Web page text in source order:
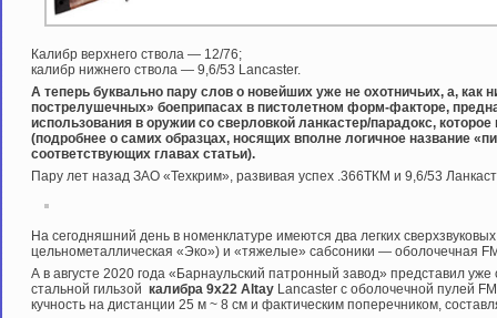
Калибр верхнего ствола — 12/76;
калибр нижнего ствола — 9,6/53 Lancaster.
А теперь буквально пару слов о новейших уже не охотничьих, а, как
пострелушечных» боеприпасах в пистолетном форм-факторе,
использования в оружии со сверловкой ланкастер/парадокс,
(подробнее о самих образцах, носящих вполне логичное название
соответствующих главах статьи).
Пару лет назад ЗАО «Техкрим», развивая успех .366ТКМ и 9,6/53
На сегодняшний день в номенклатуре имеются два легких
цельнометаллическая «Эко») и «тяжелые» сабсоники — оболочечная
А в августе 2020 года «Барнаульский патронный завод» представил
стальной гильзой калибра 9х22 Altay Lancaster с оболочечной пулей
кучность на дистанции 25 м ~ 8 см и фактическим поперечником,